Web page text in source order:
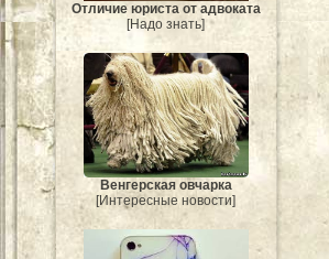
Отличие юриста от адвоката
[Надо знать]
Венгерская овчарка
[Интересные новости]